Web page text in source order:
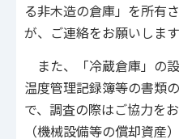
る非木造の倉庫」を所有
が、ご連絡をお願いします
また、「冷蔵倉庫」の
温度管理記録簿等の書類
で、調査の際はご協力を
（機械設備等の償却資産